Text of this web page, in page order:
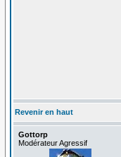
Revenir en haut
Gottorp
Modérateur Agressif